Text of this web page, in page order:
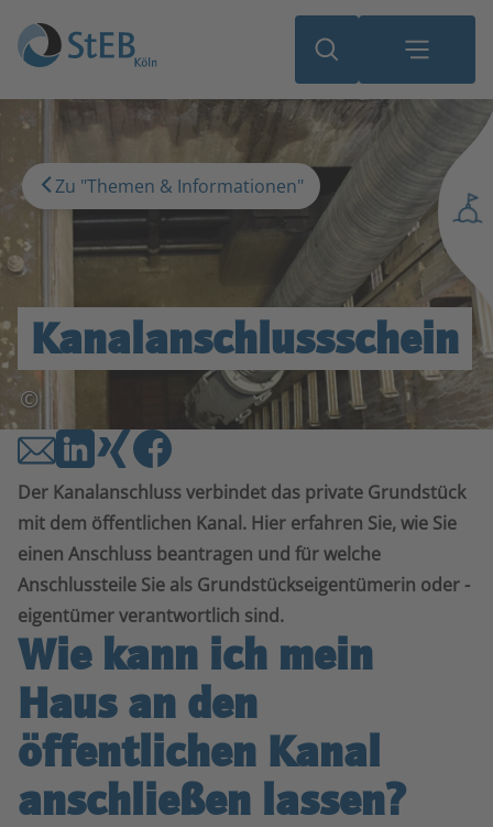
Zu "Themen & Informationen"
Kanalanschluss­schein
©
Der Kanalanschluss verbindet das private Grundstück
mit dem öffentlichen Kanal. Hier erfahren Sie, wie Sie
einen Anschluss beantragen und für welche
Anschlussteile Sie als Grundstückseigentümerin oder -
eigentümer verantwortlich sind.
Wie kann ich mein
Haus an den
öffentlichen Kanal
anschließen lassen?